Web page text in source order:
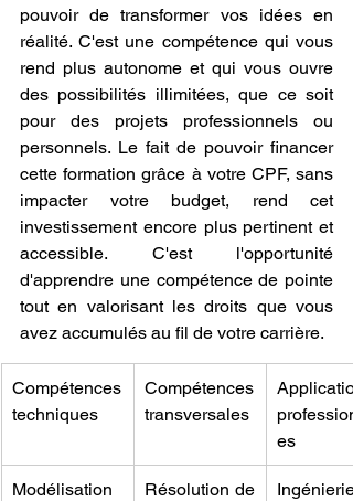
pouvoir de transformer vos idées en
réalité. C'est une compétence qui vous
rend plus autonome et qui vous ouvre
des possibilités illimitées, que ce soit
pour des projets professionnels ou
personnels. Le fait de pouvoir financer
cette formation grâce à votre CPF, sans
impacter votre budget, rend cet
investissement encore plus pertinent et
accessible. C'est l'opportunité
d'apprendre une compétence de pointe
tout en valorisant les droits que vous
avez accumulés au fil de votre carrière.
Compétences
techniques
Compétences
transversales
es
Modélisation
Résolution de
Ingénierie,